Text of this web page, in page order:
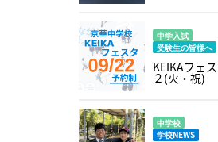
中学入試
受験生の皆様へ
KEIKAフェ
２(火・祝)
中学校
学校NEWS